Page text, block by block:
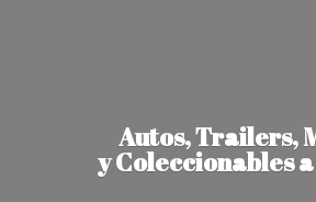
Autos, Trailers,
y Coleccionables